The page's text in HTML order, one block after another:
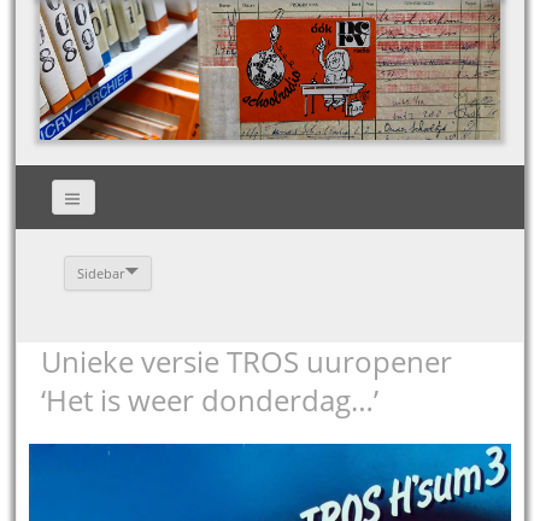
Sidebar
Unieke versie TROS uuropener
‘Het is weer donderdag…’